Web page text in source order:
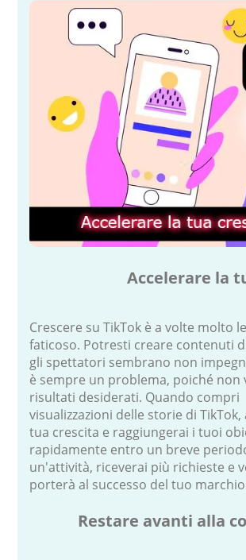
Accelerare la
Crescere su TikTok è a volte molto
faticoso. Potresti creare contenuti
gli spettatori sembrano non
è sempre un problema, poiché non
risultati desiderati. Quando compri
visualizzazioni delle storie di TikTok,
tua crescita e raggiungerai i tuoi
rapidamente entro un breve
un'attività, riceverai più richieste e
porterà al successo del tuo
Restare avanti alla